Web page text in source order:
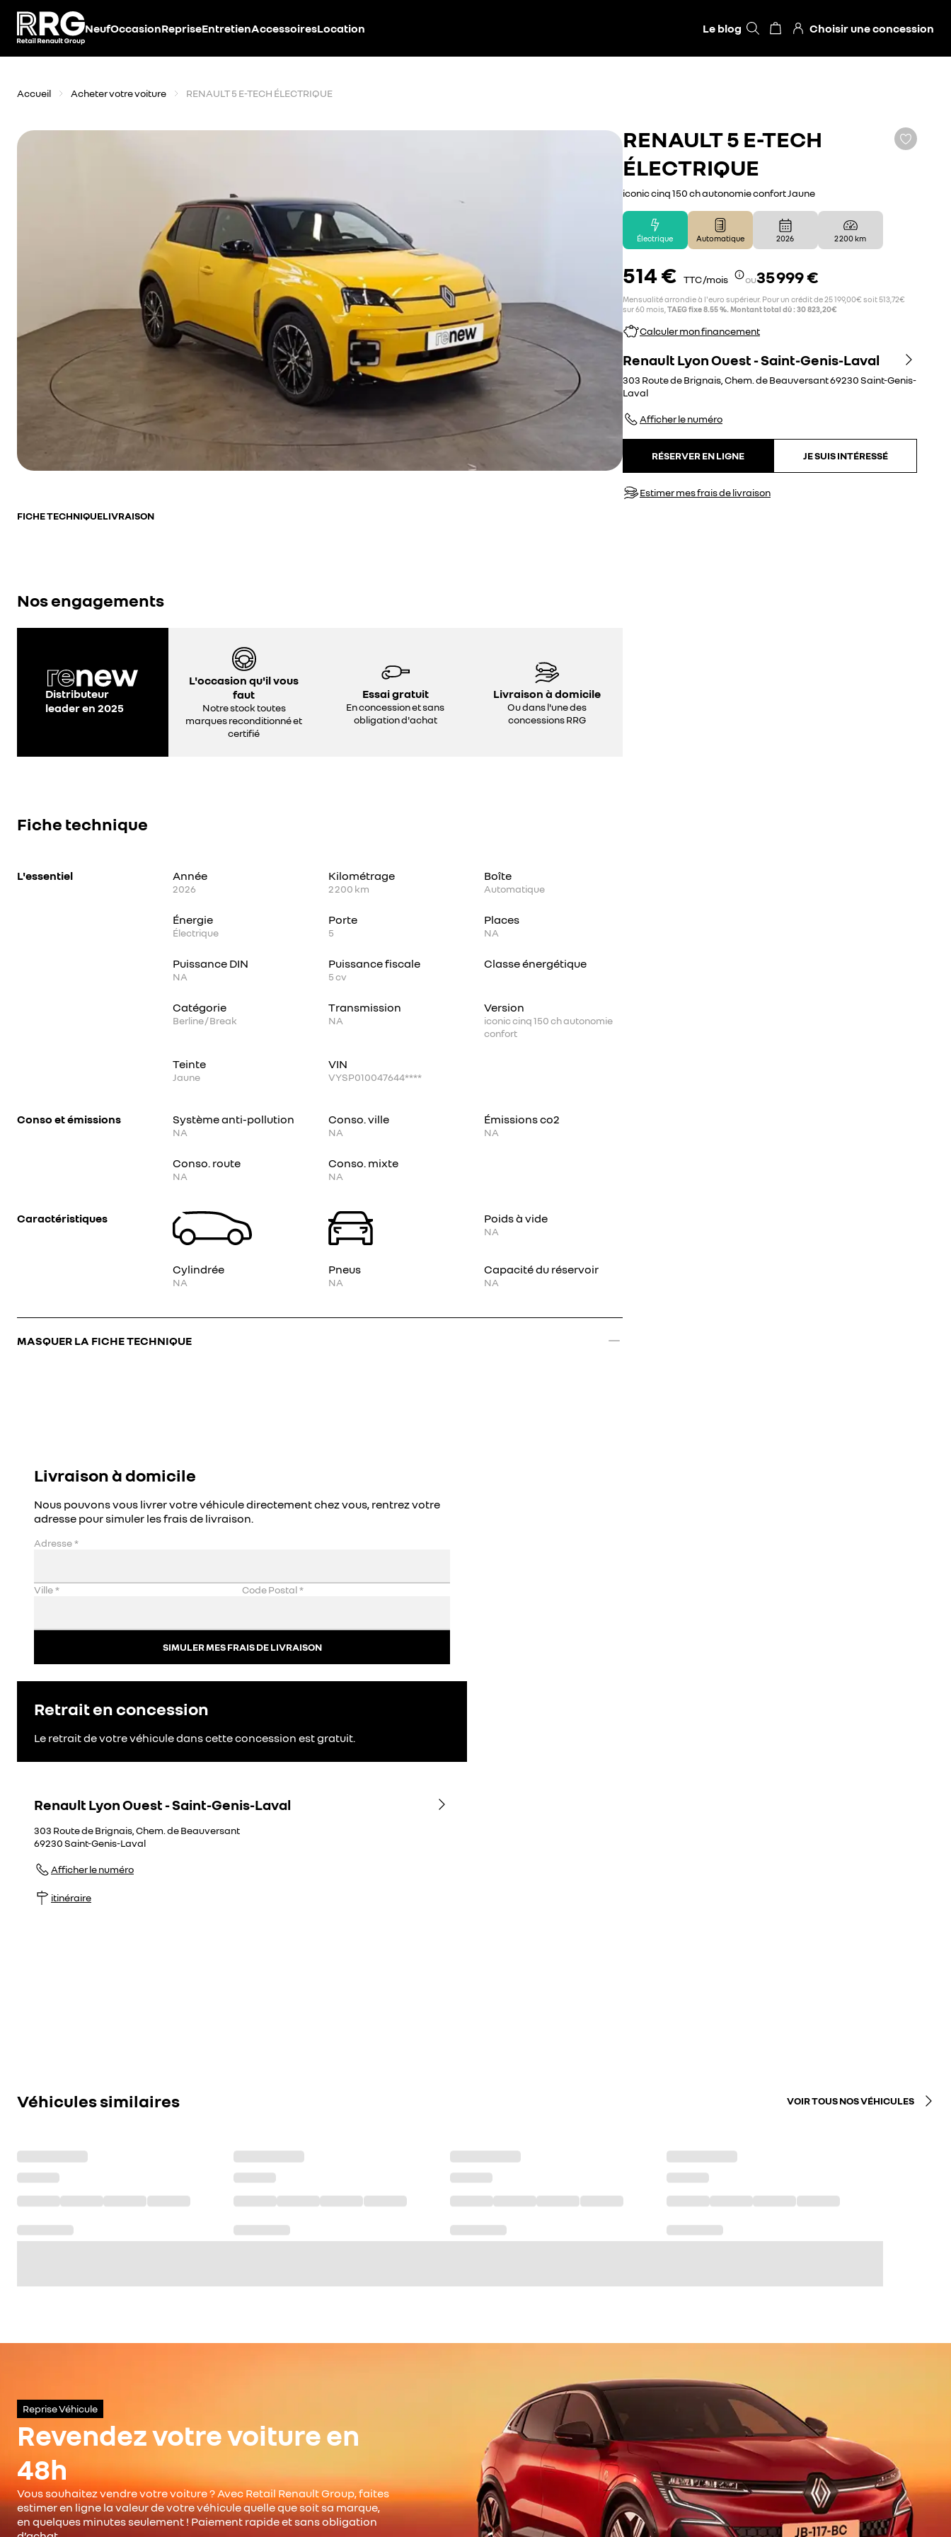
NeufOccasionRepriseEntretienAccessoiresLocation Le blog Choisir une concession
Accueil Acheter votre voiture RENAULT 5 E-TECH ÉLECTRIQUE
FICHE TECHNIQUELIVRAISON
Nos engagements
Distributeur
leader en 2025
L'occasion qu'il vous
faut
Notre stock toutes
marques reconditionné et
certifié
Essai gratuit
En concession et sans
obligation d'achat
Livraison à domicile
Ou dans l'une des
concessions RRG
Fiche technique
MASQUER LA FICHE TECHNIQUE
L'essentiel Année
2026
Kilométrage
2 200 km
Boîte
Automatique
Énergie
Électrique
Porte
5
Places
NA
Puissance DIN
NA
Puissance fiscale
5cv
Classe énergétique
Catégorie
Berline / Break
Transmission
NA
Version
iconic cinq 150 ch autonomie
confort
Teinte
Jaune
VIN
VYSP010047644****
Conso et émissions Système anti-pollution
NA
Conso. ville
NA
Émissions co2
NA
Conso. route
NA
Conso. mixte
NA
Caractéristiques Poids à vide
NA
Cylindrée
NA
Pneus
NA
Capacité du réservoir
NA
RENAULT5 E-TECH
ÉLECTRIQUE
iconic cinq 150 ch autonomie confort Jaune
Électrique Automatique 2026 2 200 km
514 € TTC /mois ou35 999 €
Mensualité arrondie à l'euro supérieur. Pour un crédit de 25 199,00€ soit 513,72€
sur 60 mois, TAEG fixe 8.55 %. Montant total dû : 30 823,20€
Calculer mon financement
Renault Lyon Ouest - Saint-Genis-Laval
303 Route de Brignais, Chem. de Beauversant69230Saint-Genis-
Laval
Afficher le numéro
RÉSERVER EN LIGNE JE SUIS INTÉRESSÉ
Estimer mes frais de livraison
Livraison à domicile
Nous pouvons vous livrer votre véhicule directement chez vous, rentrez votre
adresse pour simuler les frais de livraison.
Adresse*
Ville* Code Postal*
SIMULER MES FRAIS DE LIVRAISON
Retrait en concession
Le retrait de votre véhicule dans cette concession est gratuit.
Renault Lyon Ouest - Saint-Genis-Laval
303 Route de Brignais, Chem. de Beauversant
69230Saint-Genis-Laval
Afficher le numéro
itinéraire
Véhicules similaires VOIR TOUS NOS VÉHICULES
Reprise Véhicule
Revendez votre voiture en
48h
Vous souhaitez vendre votre voiture ? Avec Retail Renault Group, faites
estimer en ligne la valeur de votre véhicule quelle que soit sa marque,
en quelques minutes seulement ! Paiement rapide et sans obligation